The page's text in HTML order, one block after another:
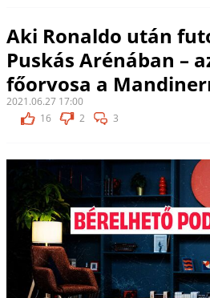
Aki Ronaldo után
Puskás Arénában –
főorvosa a
2021.06.27 17:00
16
2 3